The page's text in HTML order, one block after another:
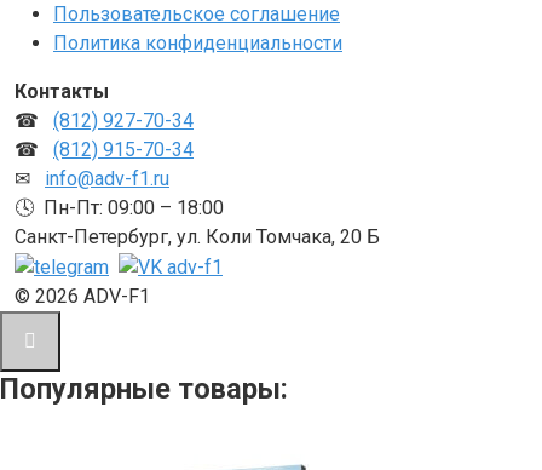
Пользовательское соглашение
Политика конфиденциальности
Контакты
☎ (812) 927-70-34
☎ (812) 915-70-34
✉ info@adv-f1.ru
🕓 Пн-Пт: 09:00 – 18:00
Санкт-Петербург, ул. Коли Томчака, 20 Б
© 2026 ADV-F1
Популярные товары: